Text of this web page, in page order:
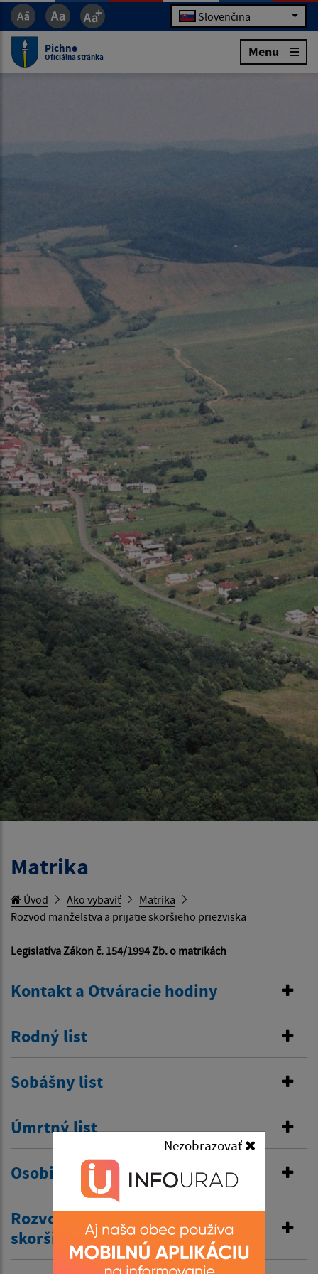
Nezobrazovať
Slovenčina
Pichne
Oficiálna stránka Menu
Matrika
Úvod Ako vybaviť
Matrika
Rozvod manželstva a prijatie skoršieho priezviska
Legislatíva Zákon č. 154/1994 Zb. o matrikách
Kontakt a Otváracie hodiny
Rodný list
Sobášny list
Úmrtný list
Osobitná matrika
Rozvod manželstva a prijatie
skoršieho priezviska